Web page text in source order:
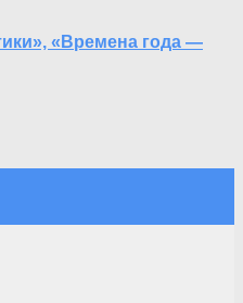
«Времена года —